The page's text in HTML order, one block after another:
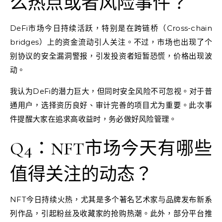
DeFi市场今日持续活跃，特别是在跨链桥（Cross-chain
bridges）上的资金流动引人关注。不过，市场也出现了个
别协议的安全漏洞警报，引发投资者短暂恐慌，价格出现波
动。
我认为DeFi的潜力巨大，但同时安全风险不可忽视。对于普
通用户，选择资历良好、审计完善的项目尤为重要。此次事
件提醒大家在追求高收益时，务必做好风险管理。
Q4：NFT市场今天有哪些
值得关注的动态？
NFT今日持续火热，尤其是多个著名艺术家与品牌发布新系
列作品，引起粉丝及收藏家的抢购热潮。此外，部分平台推